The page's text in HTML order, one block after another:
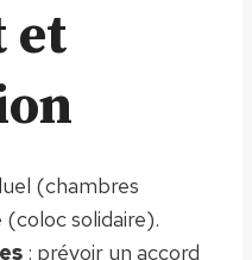
et
(chambres
(coloc solidaire).
: prévoir un accord